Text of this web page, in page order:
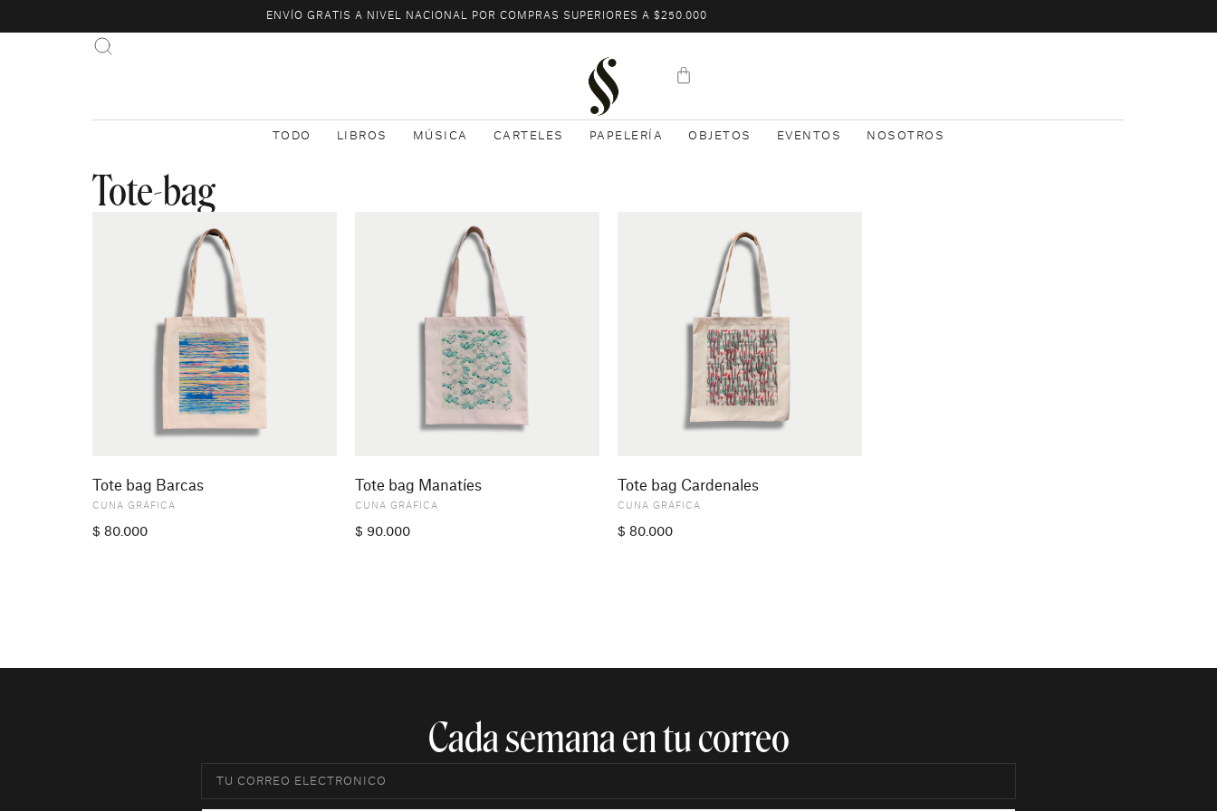
ENVÍO GRATIS A NIVEL NACIONAL POR COMPRAS SUPERIORES A $250.000
TODO LIBROS MÚSICA CARTELES PAPELERÍA OBJETOS EVENTOS NOSOTROS
Tote-bag
Tote bag Barcas
CUNA GRÁFICA
$ 80.000
Tote bag Manatíes
CUNA GRÁFICA
$ 90.000
Tote bag Cardenales
CUNA GRÁFICA
$ 80.000
Cada semana en tu correo​